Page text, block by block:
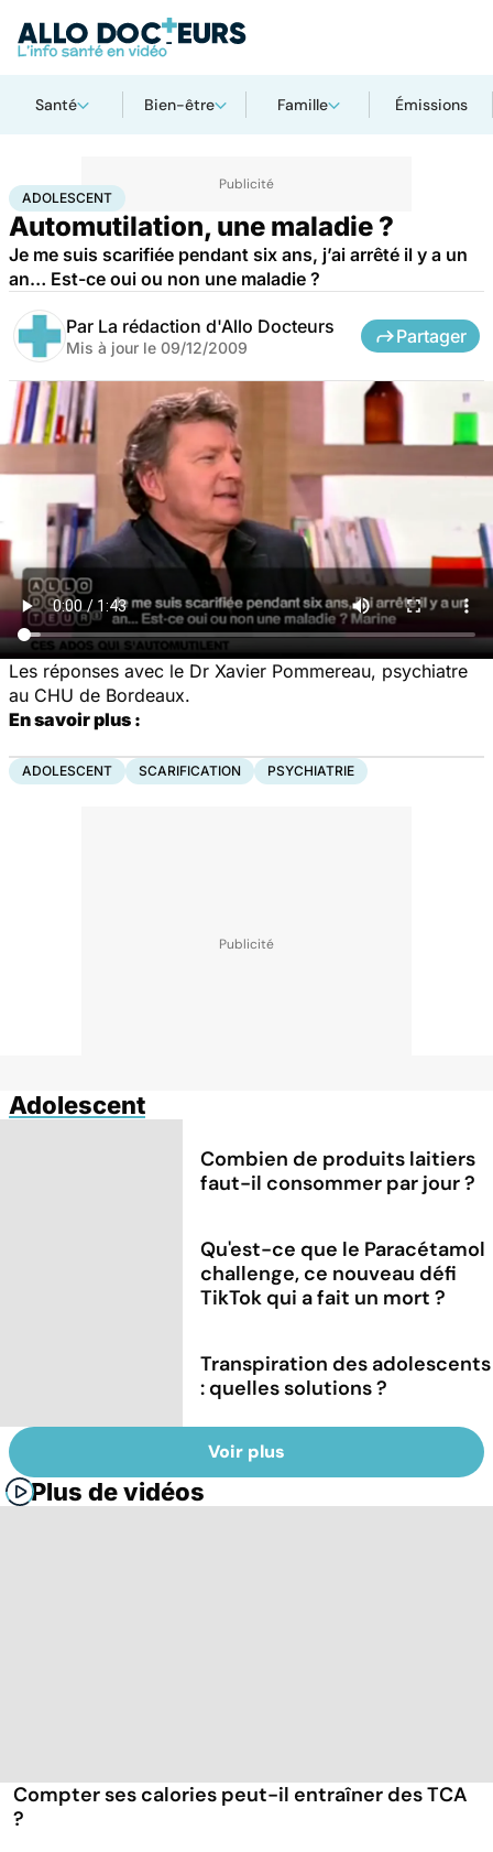
Santé Bien-être Famille Émissions
AccueilBien-êtrePsycho Adolescent
ADOLESCENT
Automutilation, une maladie ?
Je me suis scarifiée pendant six ans, j’ai arrêté il y a un
an… Est-ce oui ou non une maladie ?
Par La rédaction d'Allo Docteurs
Mis à jour le 09/12/2009
Partager
Les réponses avec le Dr Xavier Pommereau, psychiatre
au CHU de Bordeaux.
En savoir plus :
ADOLESCENT SCARIFICATION PSYCHIATRIE
Adolescent
Combien de produits laitiers
faut-il consommer par jour ?
Qu'est-ce que le Paracétamol
challenge, ce nouveau défi
TikTok qui a fait un mort ?
Transpiration des adolescents
: quelles solutions ?
Voir plus
Plus de vidéos
Compter ses calories peut-il entraîner des TCA
?